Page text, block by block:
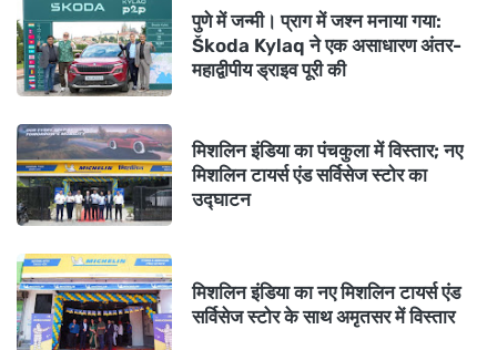
पुणे में जन्मी। प्राग में जश्न मनाया गया:
Škoda Kylaq ने एक असाधारण अंतर-
महाद्वीपीय ड्राइव पूरी की
मिशलिन इंडिया का पंचकुला में विस्तार; नए
मिशलिन टायर्स एंड सर्विसेज स्टोर का
उद्घाटन
मिशलिन इंडिया का नए मिशलिन टायर्स एंड
सर्विसेज स्टोर के साथ अमृतसर में विस्तार